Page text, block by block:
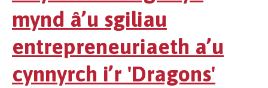
mynd â’u sgiliau
entrepreneuriaeth a’u
cynnyrch i’r 'Dragons'